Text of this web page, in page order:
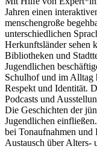
Jahren einen
menschengroße
unterschiedlichen
Herkunftsländer sehen
Bibliotheken und
Jugendlichen
Schulhof und im Alltag
Respekt und Identität.
Podcasts und
Die Geschichten der
Jugendlichen
bei Tonaufnahmen und
Austausch über Alters-